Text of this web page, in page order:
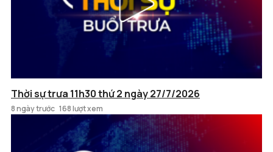
Thời sự trưa 11h30 thứ 2 ngày 27/7/2026
8 ngày trước 168 lượt xem